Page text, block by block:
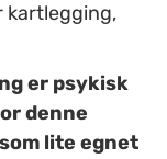
kartlegging,
er psykisk
denne
lite egnet